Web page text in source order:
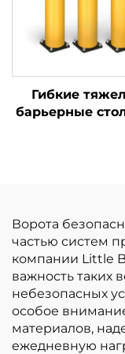
Гибкие
барьерные
Ворота
частью систем
компании Little
важность таких
небезопасных
особое
материалов,
ежедневную